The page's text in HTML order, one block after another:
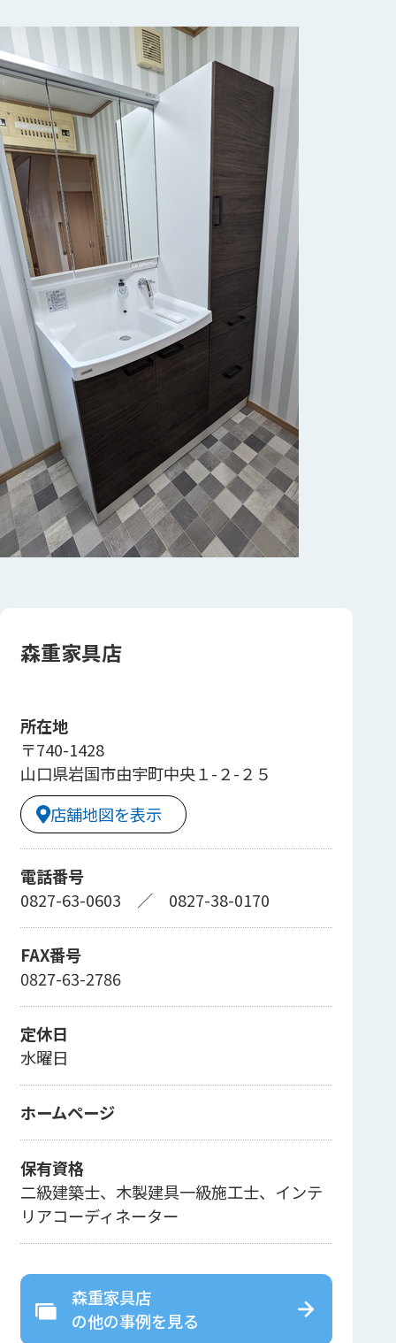
森重家具店
所在地
〒740-1428
山口県岩国市由宇町中央１-２-２５
店舗地図を表示
電話番号
0827-63-0603 ／ 0827-38-0170
FAX番号
0827-63-2786
定休日
水曜日
ホームページ
保有資格
二級建築士、木製建具一級施工士、インテ
リアコーディネーター
森重家具店
の他の事例を見る